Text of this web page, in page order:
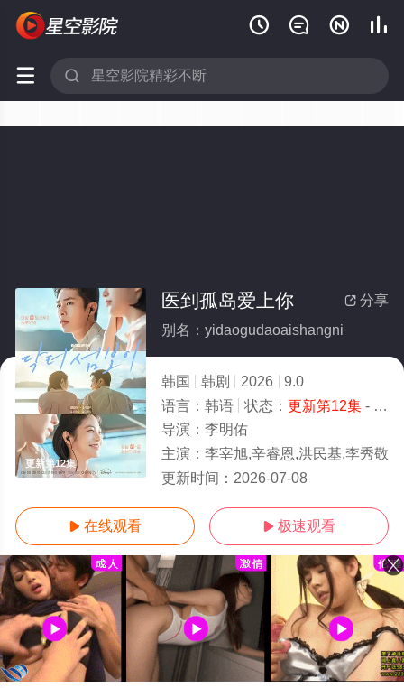
   
 
更新第12集
 分享
医到孤岛爱上你
别名：yidaogudaoaishangni
韩国 韩剧 2026
9.0
语言： 韩语 状态： 更新第12集- 免费在线观看
导演： 李明佑
主演： 李宰旭,辛睿恩,洪民基,李秀敬
更新时间： 2026-07-08
 在线观看  极速观看